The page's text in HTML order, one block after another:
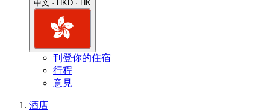
中文 · HKD · HK
刊登你的住宿
行程
意見
酒店